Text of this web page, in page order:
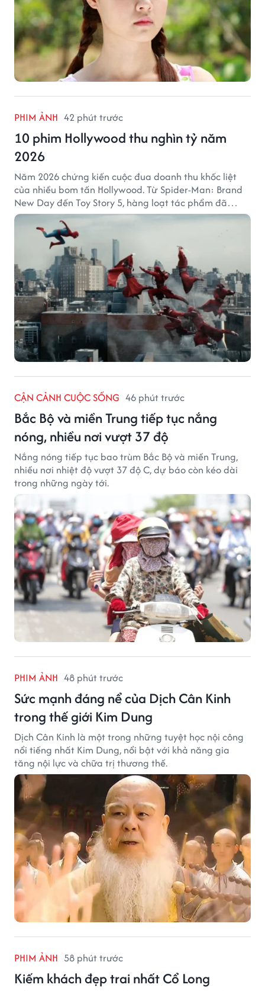
PHIM ẢNH 42 phút trước
10 phim Hollywood thu nghìn tỷ năm
2026
Năm 2026 chứng kiến cuộc đua doanh thu khốc liệt
của nhiều bom tấn Hollywood. Từ Spider-Man: Brand
New Day đến Toy Story 5, hàng loạt tác phẩm đã
mang về hàng chục nghìn tỷ đồng và tạo nên những
cột mốc đáng nhớ tại phòng vé toàn cầu.
CẬN CẢNH CUỘC SỐNG 46 phút trước
Bắc Bộ và miền Trung tiếp tục nắng
nóng, nhiều nơi vượt 37 độ
Nắng nóng tiếp tục bao trùm Bắc Bộ và miền Trung,
nhiều nơi nhiệt độ vượt 37 độ C, dự báo còn kéo dài
trong những ngày tới.
PHIM ẢNH 48 phút trước
Sức mạnh đáng nể của Dịch Cân Kinh
trong thế giới Kim Dung
Dịch Cân Kinh là một trong những tuyệt học nội công
nổi tiếng nhất Kim Dung, nổi bật với khả năng gia
tăng nội lực và chữa trị thương thế.
PHIM ẢNH 58 phút trước
Kiếm khách đẹp trai nhất Cổ Long